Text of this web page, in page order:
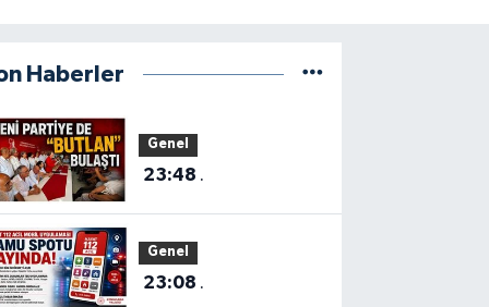
Haberler
Genel
23:48 .
Genel
23:08 .